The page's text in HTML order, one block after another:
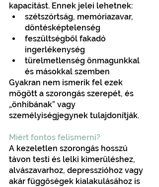
kapacitást. Ennek jelei lehetnek:
szétszórtság, memóriazavar,
döntésképtelenség
feszültségből fakadó
ingerlékenység
türelmetlenség önmagunkkal
és másokkal szemben
Gyakran nem ismerik fel ezek
mögött a szorongás szerepét, és
„önhibának” vagy
személyiségjegynek tulajdonítják.
Miért fontos felismerni?
A kezeletlen szorongás hosszú
távon testi és lelki kimerüléshez,
alvászavarhoz, depresszióhoz vagy
akár függőségek kialakulásához is